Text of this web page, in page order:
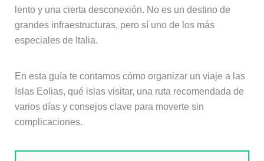
lento y una cierta desconexión. No es un destino de
grandes infraestructuras, pero sí uno de los más
especiales de Italia.
En esta guía te contamos cómo organizar un viaje a las
Islas Eolias, qué islas visitar, una ruta recomendada de
varios días y consejos clave para moverte sin
complicaciones.